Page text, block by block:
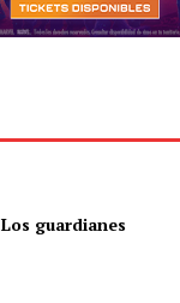
Los guardianes